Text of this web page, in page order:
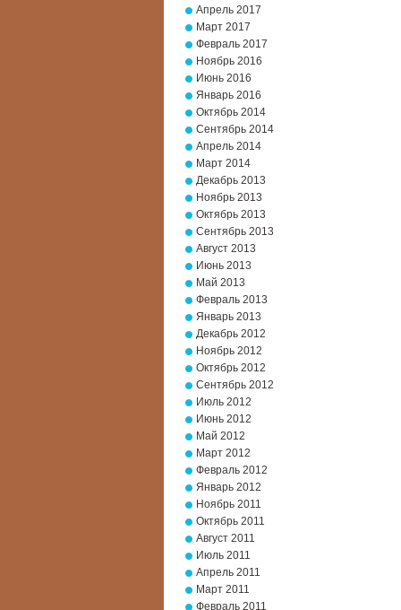
Апрель 2017
Март 2017
Февраль 2017
Ноябрь 2016
Июнь 2016
Январь 2016
Октябрь 2014
Сентябрь 2014
Апрель 2014
Март 2014
Декабрь 2013
Ноябрь 2013
Октябрь 2013
Сентябрь 2013
Август 2013
Июнь 2013
Май 2013
Февраль 2013
Январь 2013
Декабрь 2012
Ноябрь 2012
Октябрь 2012
Сентябрь 2012
Июль 2012
Июнь 2012
Май 2012
Март 2012
Февраль 2012
Январь 2012
Ноябрь 2011
Октябрь 2011
Август 2011
Июль 2011
Апрель 2011
Март 2011
Февраль 2011